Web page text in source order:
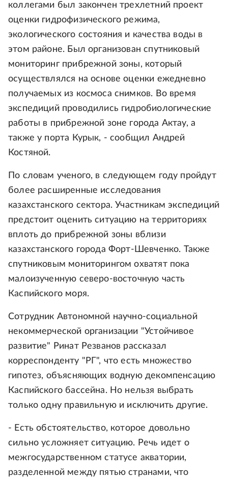
коллегами был закончен трехлетний проект
оценки гидрофизического режима,
экологического состояния и качества воды в
этом районе. Был организован спутниковый
мониторинг прибрежной зоны, который
осуществлялся на основе оценки ежедневно
получаемых из космоса снимков. Во время
экспедиций проводились гидробиологические
работы в прибрежной зоне города Актау, а
также у порта Курык, - сообщил Андрей
Костяной.
По словам ученого, в следующем году пройдут
более расширенные исследования
казахстанского сектора. Участникам экспедиций
предстоит оценить ситуацию на территориях
вплоть до прибрежной зоны вблизи
казахстанского города Форт-Шевченко. Также
спутниковым мониторингом охватят пока
малоизученную северо-восточную часть
Каспийского моря.
Сотрудник Автономной научно-социальной
некоммерческой организации "Устойчивое
развитие" Ринат Резванов рассказал
корреспонденту "РГ", что есть множество
гипотез, объясняющих водную декомпенсацию
Каспийского бассейна. Но нельзя выбрать
только одну правильную и исключить другие.
- Есть обстоятельство, которое довольно
сильно усложняет ситуацию. Речь идет о
межгосударственном статусе акватории,
разделенной между пятью странами, что